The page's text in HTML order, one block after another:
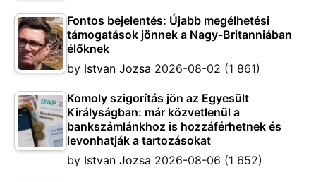
Fontos bejelentés: Újabb megélhetési
támogatások jönnek a Nagy-Britanniában
élőknek
by Istvan Jozsa 2026-08-02 (1 861)
Komoly szigorítás jön az Egyesült
Királyságban: már közvetlenül a
bankszámlánkhoz is hozzáférhetnek és
levonhatják a tartozásokat
by Istvan Jozsa 2026-08-06 (1 652)